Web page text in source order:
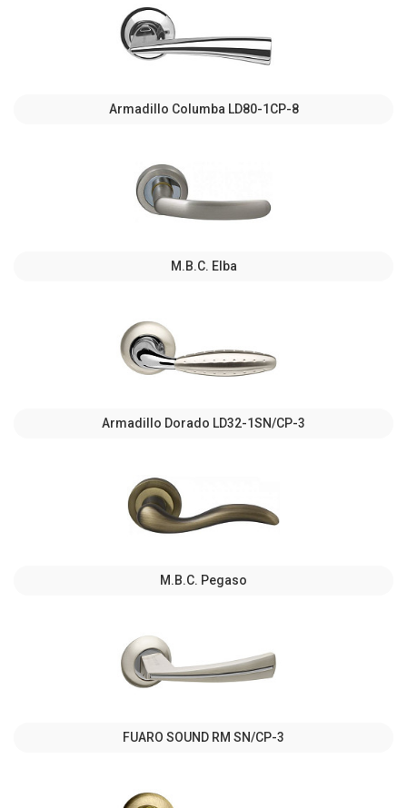
Armadillo Columba LD80-1CP-8
M.B.C. Elba
Armadillo Dorado LD32-1SN/CP-3
M.B.C. Pegaso
FUARO SOUND RM SN/CP-3